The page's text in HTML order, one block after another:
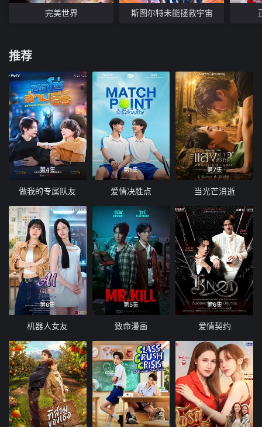
完美世界 斯图尔特未能拯救宇宙
推荐
第4集
做我的专属队友
第1集
爱情决胜点
第7集
当光芒消逝
第6集
机器人女友
第5集
致命漫画
第6集
爱情契约